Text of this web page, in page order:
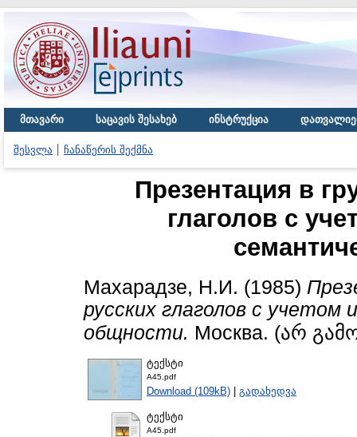
მთავარი საცავის შესახებ ინსტრუქცია
შესვლა ჩანაწერის შექმნა
Презентация в
глаголов с
Махарадзе, Н.И. (1985)
русских глаголов с
общности. Москва. (არ
ტექსტი
A45.pdf
Download (109kB) | გადახედვა
ტექსტი
A45.pdf